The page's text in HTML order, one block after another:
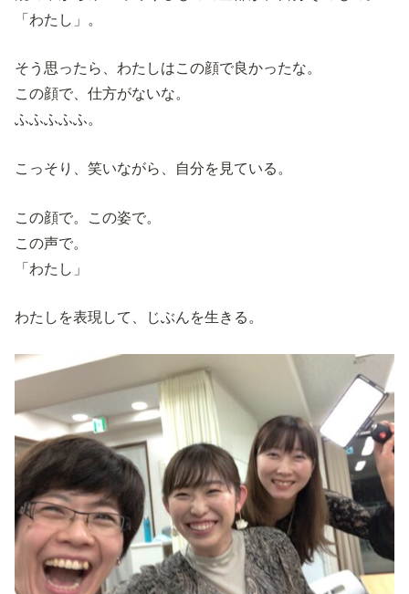
「わたし」。
そう思ったら、わたしはこの顔で良かったな。
この顔で、仕方がないな。
ふふふふふ。
こっそり、笑いながら、自分を見ている。
この顔で。この姿で。
この声で。
「わたし」
わたしを表現して、じぶんを生きる。